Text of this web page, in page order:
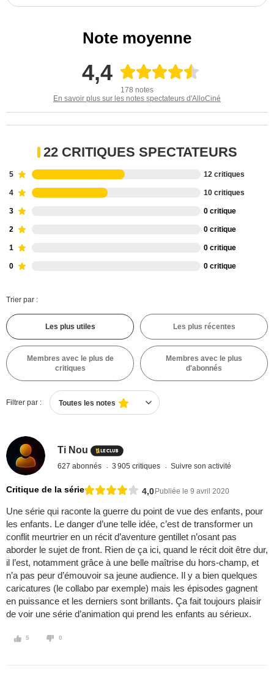
Note moyenne
4,4
178 notes
En savoir plus sur les notes spectateurs d'AlloCiné
22 CRITIQUES SPECTATEURS
5 12 critiques
4 10 critiques
3 0 critique
2 0 critique
1 0 critique
0 0 critique
Trier par :
Les plus utiles Les plus récentes
Membres avec le plus de
critiques
Membres avec le plus
d'abonnés
Filtrer par : Toutes les notes
Ti Nou
627 abonnés 3 905 critiques Suivre son activité
Critique de la série 4,0Publiée le 9 avril 2020
Une série qui raconte la guerre du point de vue des enfants, pour
les enfants. Le danger d’une telle idée, c’est de transformer un
conflit meurtrier en un récit d’aventure gentillet n’osant pas
aborder le sujet de front. Rien de ça ici, quand le récit doit être dur,
il l’est, notamment grâce à une belle maîtrise du hors-champ, et
n’a pas peur d’émouvoir sa jeune audience. Il y a bien quelques
caricatures (le collabo par exemple) mais les épisodes gagnent
en puissance et les derniers sont brillants. Ça fait toujours plaisir
de voir une série d’animation qui prend les enfants au sérieux.
5 0